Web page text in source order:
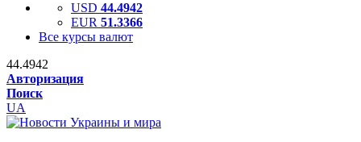
USD 44.4942
EUR 51.3366
Все курсы валют
44.4942
Авторизация
Поиск
UA